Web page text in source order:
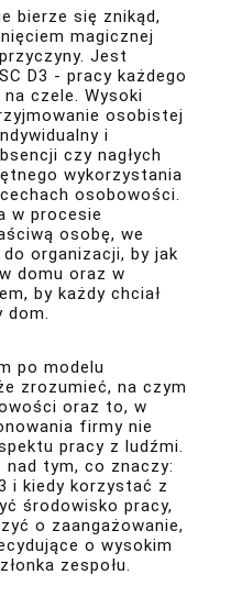
bierze się znikąd,
magicznej
Jest
D3 - pracy każdego
czele. Wysoki
osobistej
i
czy nagłych
wykorzystania
osobowości.
w procesie
osobę, we
organizacji, by jak
domu oraz w
by każdy chciał
dom.
po modelu
zrozumieć, na czym
oraz to, w
firmy nie
pracy z ludźmi.
tym, co znaczy:
i kiedy korzystać z
środowisko pracy,
o zaangażowanie,
o wysokim
zespołu.